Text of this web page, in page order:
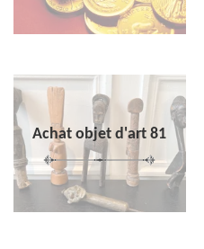
Achat objet d'art 81